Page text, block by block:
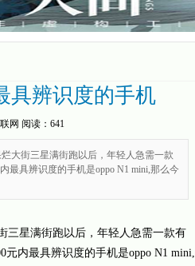
具辨识度的手机
网 阅读：641
大街三星满街跑以后，年轻人急需一款
最具辨识度的手机是oppo N1 mini,那么今
三星满街跑以后，年轻人急需一款有
元内最具辨识度的手机是oppo N1 mini,